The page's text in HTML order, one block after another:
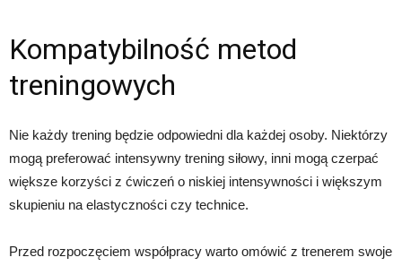
Kompatybilność metod
treningowych
Nie każdy trening będzie odpowiedni dla każdej osoby. Niektórzy
mogą preferować intensywny trening siłowy, inni mogą czerpać
większe korzyści z ćwiczeń o niskiej intensywności i większym
skupieniu na elastyczności czy technice.
Przed rozpoczęciem współpracy warto omówić z trenerem swoje